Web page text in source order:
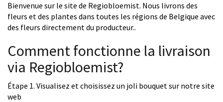
Bienvenue sur le site de Regiobloemist. Nous livrons des
fleurs et des plantes dans toutes les régions de Belgique avec
des fleurs directement du producteur..
Comment fonctionne la livraison
via Regiobloemist?
Étape 1. Visualisez et choisissez un joli bouquet sur notre site
web